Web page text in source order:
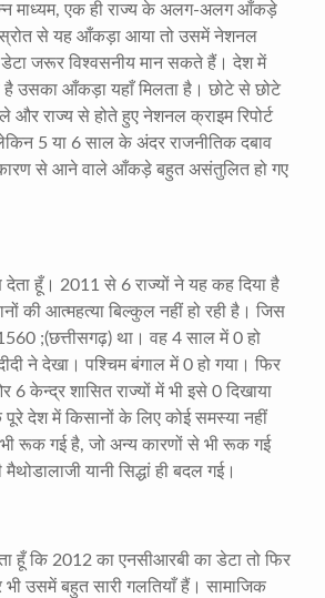
माध्यम, एक ही राज्य के अलग-अलग आँकड़े
से यह आँकड़ा आया तो उसमें नेशनल
डेटा जरूर विश्वसनीय मान सकते हैं। देश में
है उसका आँकड़ा यहाँ मिलता है। छोटे से छोटे
और राज्य से होते हुए नेशनल क्राइम रिपोर्ट
5 या 6 साल के अंदर राजनीतिक दबाव
से आने वाले आँकड़े बहुत असंतुलित हो गए
हूँ। 2011 से 6 राज्यों ने यह कह दिया है
की आत्महत्या बिल्कुल नहीं हो रही है। जिस
;(छत्तीसगढ़) था। वह 4 साल में0 हो
ने देखा। पश्चिम बंगाल में0 हो गया। फिर
6 केन्द्र शासित राज्यों में भी इसे 0 दिखाया
देश में किसानों के लिए कोई समस्या नहीं
रूक गई है, जो अन्य कारणों से भी रूक गई
मैथोडालाजी यानी सिद्धां ही बदल गई।
हूँ कि 2012 का एनसीआरबी का डेटा तो फिर
भी उसमें बहुत सारी गलतियाँ हैं। सामाजिक